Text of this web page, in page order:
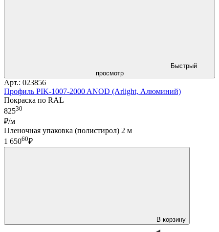
Быстрый
просмотр
Арт.: 023856
Профиль PIK-1007-2000 ANOD (Arlight, Алюминий)
Покраска по RAL
82530
₽/м
Пленочная упаковка (полистирол) 2 м
1 65060₽
В корзину